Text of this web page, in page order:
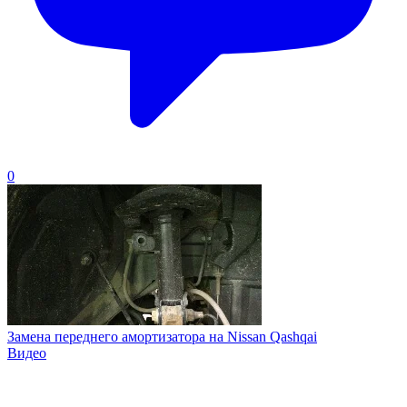
0
Замена переднего амортизатора на Nissan Qashqai
Видео